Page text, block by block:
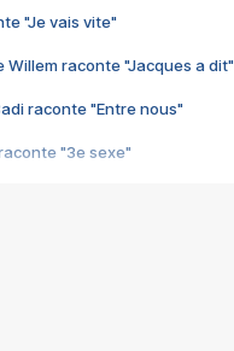
"Je vais vite"
Willem raconte "Jacques a dit"
raconte "Entre nous"
"3e sexe"